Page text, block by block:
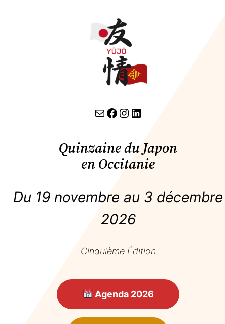
contact par email lien facebook Instagram LinkedIn
Quinzaine du Japon
en Occitanie
Du 19 novembre au 3 décembre
2026
Cinquième Édition
Agenda 2026